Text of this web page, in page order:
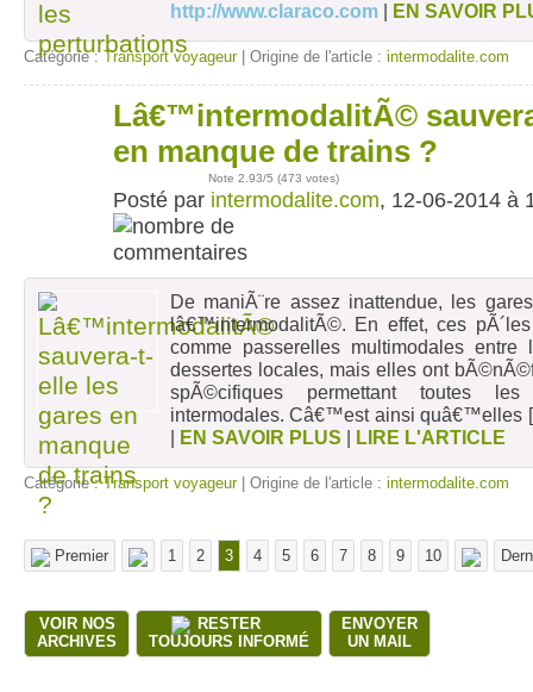
http://www.claraco.com | EN SAVOIR
Catégorie :Transport voyageur| Origine de l'article : intermodalite.com
Lâ€™intermodalitÃ©
en manque de trains ?
Note 2.93/5 (473 votes)
Posté par intermodalite.com, 12-06-2014 à
De maniÃ¨re assez inattendue, les
lâ€™intermodalitÃ©. En effet, ces
comme passerelles multimodales
dessertes locales, mais elles ont
spÃ©cifiques permettant toutes
intermodales. Câ€™est ainsi quâ€™elles
| EN SAVOIR PLUS | LIRE L'ARTICLE
Catégorie :Transport voyageur| Origine de l'article : intermodalite.com
Premier 1 2 3 4 5 6 7 8 9 10
VOIR NOS
ARCHIVES
RESTER
TOUJOURS INFORMÉ
ENVOYER
UN MAIL